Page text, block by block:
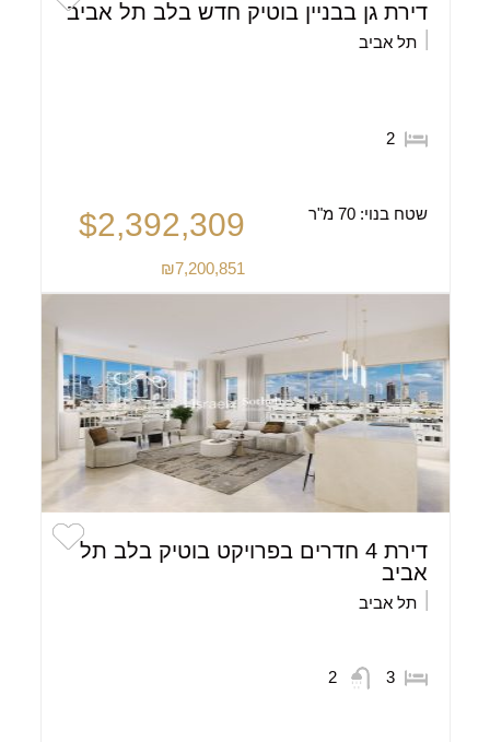
דירת גן בבניין בוטיק חדש בלב תל אביב
תל אביב
2
שטח בנוי:70 מ"ר $2,392,309
₪7,200,851
דירת 4 חדרים בפרויקט בוטיק בלב תל
אביב
תל אביב
3
2